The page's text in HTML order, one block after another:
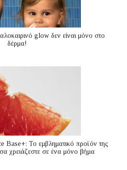
glow δεν είναι μόνο στο
δέρμα!
Base+: Το εμβληματικό προϊόν της
χρειάζεστε σε ένα μόνο βήμα